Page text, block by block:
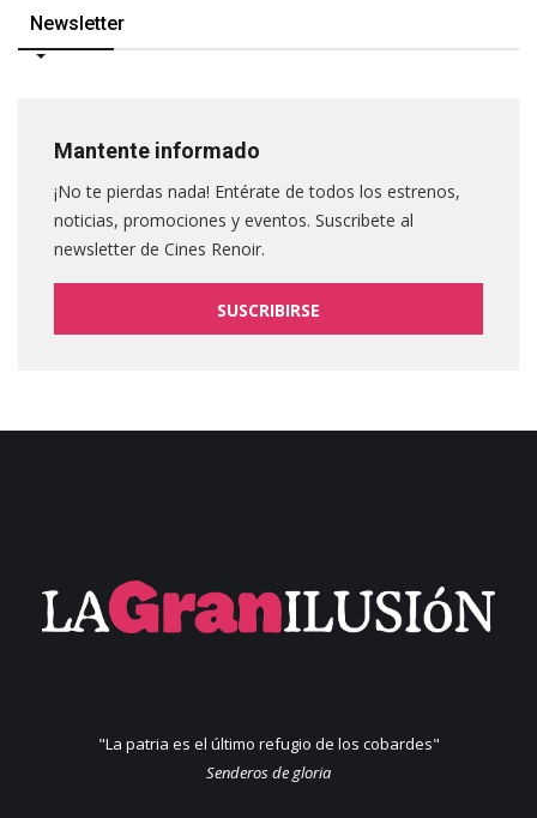
Newsletter
Mantente informado
¡No te pierdas nada! Entérate de todos los estrenos,
noticias, promociones y eventos. Suscribete al
newsletter de Cines Renoir.
SUSCRIBIRSE
"La patria es el último refugio de los cobardes"
Senderos de gloria